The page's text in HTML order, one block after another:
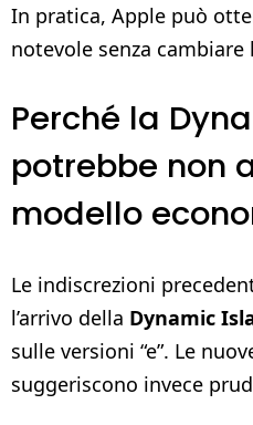
In pratica, Apple può
notevole senza
Perché la
potrebbe non
modello
Le indiscrezioni
l’arrivo della Dynamic
sulle versioni “e”. Le
suggeriscono invece